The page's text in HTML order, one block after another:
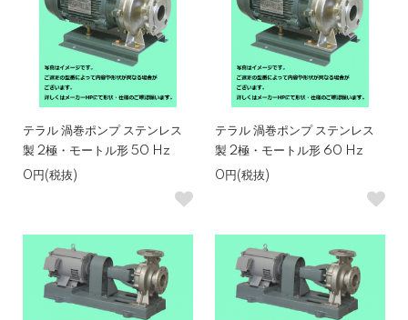
テラル 渦巻ポンプ ステンレス
製 2極・モートル形 50 Hz
0円(税抜)
テラル 渦巻ポンプ ステンレス
製 2極・モートル形 60 Hz
0円(税抜)